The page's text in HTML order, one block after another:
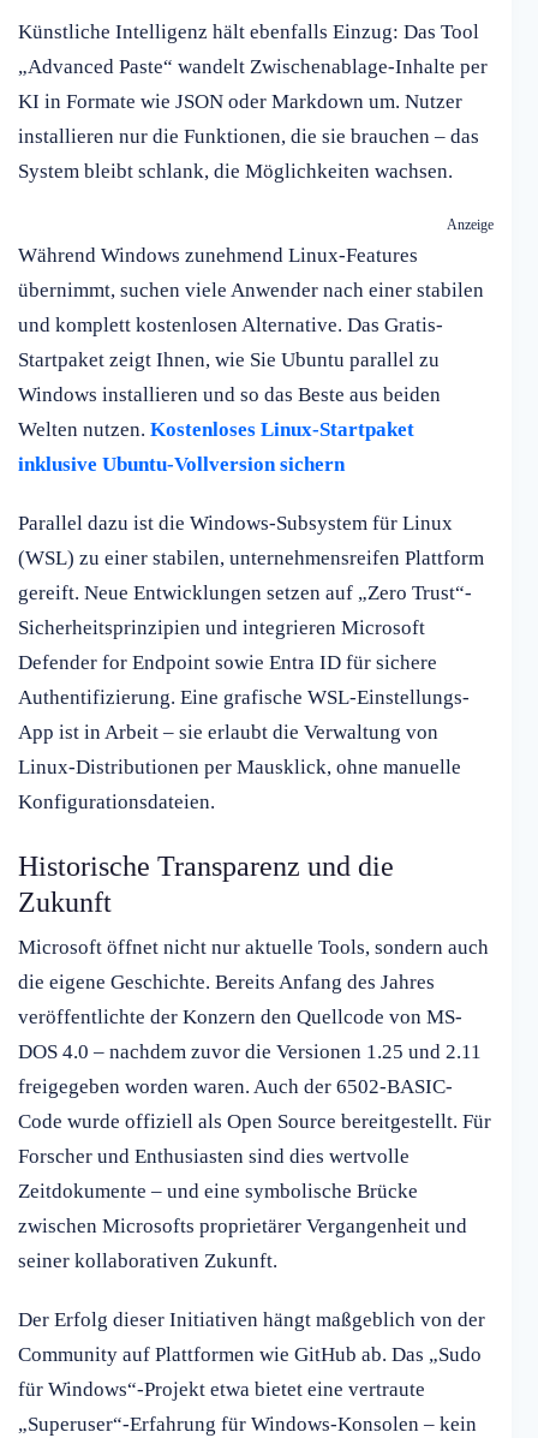
Künstliche Intelligenz hält ebenfalls Einzug: Das Tool
„Advanced Paste“ wandelt Zwischenablage-Inhalte per
KI in Formate wie JSON oder Markdown um. Nutzer
installieren nur die Funktionen, die sie brauchen – das
System bleibt schlank, die Möglichkeiten wachsen.
Anzeige
Während Windows zunehmend Linux-Features
übernimmt, suchen viele Anwender nach einer stabilen
und komplett kostenlosen Alternative. Das Gratis-
Startpaket zeigt Ihnen, wie Sie Ubuntu parallel zu
Windows installieren und so das Beste aus beiden
Welten nutzen. Kostenloses Linux-Startpaket
inklusive Ubuntu-Vollversion sichern
Parallel dazu ist die Windows-Subsystem für Linux
(WSL) zu einer stabilen, unternehmensreifen Plattform
gereift. Neue Entwicklungen setzen auf „Zero Trust“-
Sicherheitsprinzipien und integrieren Microsoft
Defender for Endpoint sowie Entra ID für sichere
Authentifizierung. Eine grafische WSL-Einstellungs-
App ist in Arbeit – sie erlaubt die Verwaltung von
Linux-Distributionen per Mausklick, ohne manuelle
Konfigurationsdateien.
Historische Transparenz und die
Zukunft
Microsoft öffnet nicht nur aktuelle Tools, sondern auch
die eigene Geschichte. Bereits Anfang des Jahres
veröffentlichte der Konzern den Quellcode von MS-
DOS 4.0 – nachdem zuvor die Versionen 1.25 und 2.11
freigegeben worden waren. Auch der 6502-BASIC-
Code wurde offiziell als Open Source bereitgestellt. Für
Forscher und Enthusiasten sind dies wertvolle
Zeitdokumente – und eine symbolische Brücke
zwischen Microsofts proprietärer Vergangenheit und
seiner kollaborativen Zukunft.
Der Erfolg dieser Initiativen hängt maßgeblich von der
Community auf Plattformen wie GitHub ab. Das „Sudo
für Windows“-Projekt etwa bietet eine vertraute
„Superuser“-Erfahrung für Windows-Konsolen – kein